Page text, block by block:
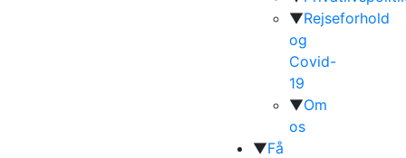
▼Rejseforhold
og
Covid-
19
▼Om
os
▼Få